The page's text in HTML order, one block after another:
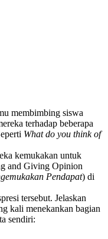
membimbing siswa
terhadap beberapa
What do you think of
kemukakan untuk
and Giving Opinion
Pendapat) di
tersebut. Jelaskan
kali menekankan bagian
sendiri: